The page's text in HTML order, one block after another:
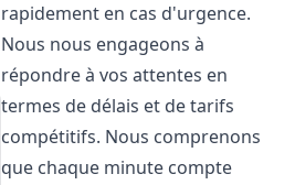
rapidement en cas d'urgence.
Nous nous engageons à
répondre à vos attentes en
termes de délais et de tarifs
compétitifs. Nous comprenons
que chaque minute compte